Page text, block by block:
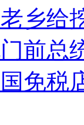
乡给
前总
免税